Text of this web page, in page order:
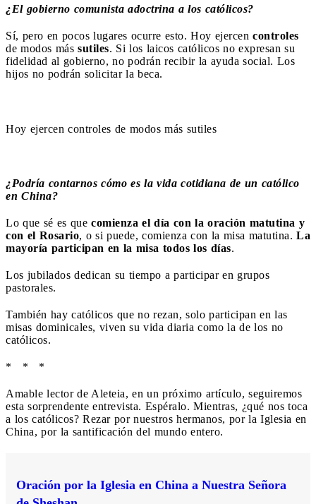
¿El gobierno comunista adoctrina a los católicos?
Sí, pero en pocos lugares ocurre esto. Hoy ejercen controles
de modos más sutiles. Si los laicos católicos no expresan su
fidelidad al gobierno, no podrán recibir la ayuda social. Los
hijos no podrán solicitar la beca.
Hoy ejercen controles de modos más sutiles
¿Podría contarnos cómo es la vida cotidiana de un católico
en China?
Lo que sé es que comienza el día con la oración matutina y
con el Rosario, o si puede, comienza con la misa matutina. La
mayoría participan en la misa todos los días.
Los jubilados dedican su tiempo a participar en grupos
pastorales.
También hay católicos que no rezan, solo participan en las
misas dominicales, viven su vida diaria como la de los no
católicos.
* * *
Amable lector de Aleteia, en un próximo artículo, seguiremos
esta sorprendente entrevista. Espéralo. Mientras, ¿qué nos toca
a los católicos? Rezar por nuestros hermanos, por la Iglesia en
China, por la santificación del mundo entero.
Oración por la Iglesia en China a Nuestra Señora